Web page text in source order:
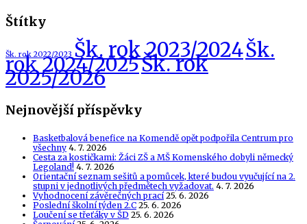
Štítky
Šk. rok 2022/2023 Šk. rok 2023/2024Šk.
rok 2024/2025Šk. rok
2025/2026
Nejnovější příspěvky
Basketbalová benefice na Komendě opět podpořila Centrum pro
všechny 4. 7. 2026
Cesta za kostičkami: Žáci ZŠ a MŠ Komenského dobyli německý
Legoland! 4. 7. 2026
Orientační seznam sešitů a pomůcek, které budou vyučující na 2.
stupni v jednotlivých předmětech vyžadovat. 4. 7. 2026
Vyhodnocení závěrečných prací 25. 6. 2026
Poslední školní týden 2.C 25. 6. 2026
Loučení se třeťáky v ŠD 25. 6. 2026